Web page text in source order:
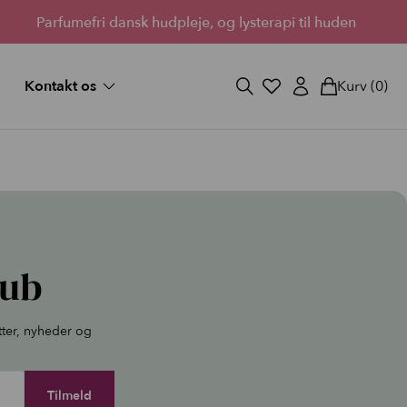
Parfumefri dansk hudpleje, og lysterapi til huden
fuld
Kontakt os
Lantz’s Visioner
Kurv(0)
nyheder og